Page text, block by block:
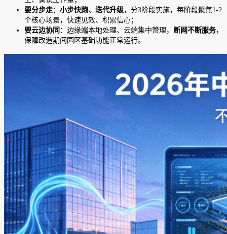
要分步走： 小步快跑、迭代升级，分3阶段实施，每阶段聚焦1-2
个核心场景，快速见效、积累信心；
要云边协同 ：边缘端本地处理、云端集中管理， 断网不断服务，
保障改造期间园区基础功能正常运行。